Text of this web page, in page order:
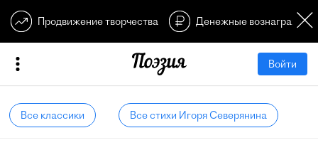
Продвижение творчества Денежные
Войти
Все классики Все стихи Игоря Северянина